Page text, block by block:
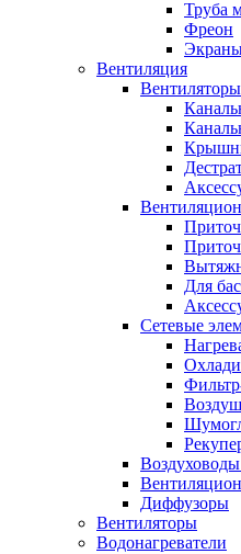
Труба
Фреон
Вентиляция
Для
Сетевые
Диффузоры
Вентиляторы
Водонагреватели